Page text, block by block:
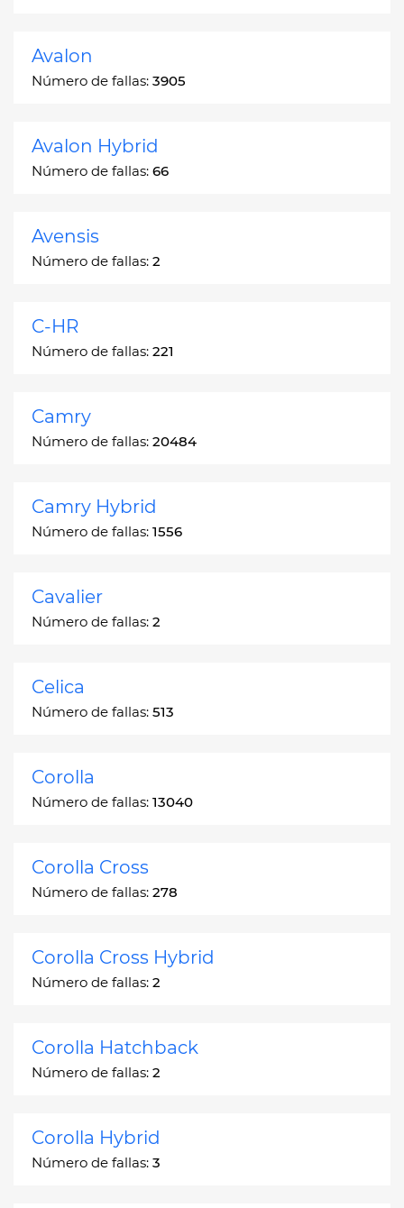
Avalon
Número de fallas: 3905
Avalon Hybrid
Número de fallas: 66
Avensis
Número de fallas: 2
C-HR
Número de fallas: 221
Camry
Número de fallas: 20484
Camry Hybrid
Número de fallas: 1556
Cavalier
Número de fallas: 2
Celica
Número de fallas: 513
Corolla
Número de fallas: 13040
Corolla Cross
Número de fallas: 278
Corolla Cross Hybrid
Número de fallas: 2
Corolla Hatchback
Número de fallas: 2
Corolla Hybrid
Número de fallas: 3